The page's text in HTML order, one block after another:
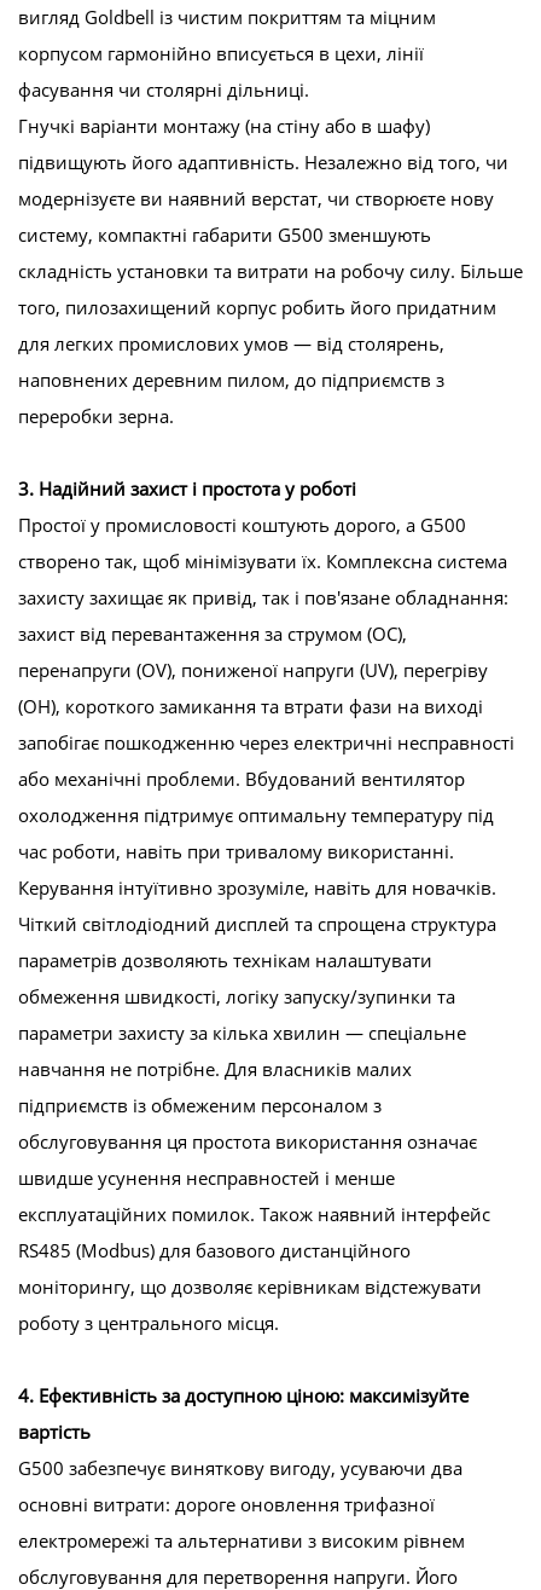
вигляд Goldbell із чистим покриттям та міцним
корпусом гармонійно вписується в цехи, лінії
фасування чи столярні дільниці.
Гнучкі варіанти монтажу (на стіну або в шафу)
підвищують його адаптивність. Незалежно від того, чи
модернізуєте ви наявний верстат, чи створюєте нову
систему, компактні габарити G500 зменшують
складність установки та витрати на робочу силу. Більше
того, пилозахищений корпус робить його придатним
для легких промислових умов — від столярень,
наповнених деревним пилом, до підприємств з
переробки зерна.
3. Надійний захист і простота у роботі
Простої у промисловості коштують дорого, а G500
створено так, щоб мінімізувати їх. Комплексна система
захисту захищає як привід, так і пов'язане обладнання:
захист від перевантаження за струмом (OC),
перенапруги (OV), пониженої напруги (UV), перегріву
(OH), короткого замикання та втрати фази на виході
запобігає пошкодженню через електричні несправності
або механічні проблеми. Вбудований вентилятор
охолодження підтримує оптимальну температуру під
час роботи, навіть при тривалому використанні.
Керування інтуїтивно зрозуміле, навіть для новачків.
Чіткий світлодіодний дисплей та спрощена структура
параметрів дозволяють технікам налаштувати
обмеження швидкості, логіку запуску/зупинки та
параметри захисту за кілька хвилин — спеціальне
навчання не потрібне. Для власників малих
підприємств із обмеженим персоналом з
обслуговування ця простота використання означає
швидше усунення несправностей і менше
експлуатаційних помилок. Також наявний інтерфейс
RS485 (Modbus) для базового дистанційного
моніторингу, що дозволяє керівникам відстежувати
роботу з центрального місця.
4. Ефективність за доступною ціною: максимізуйте
вартість
G500 забезпечує виняткову вигоду, усуваючи два
основні витрати: дороге оновлення трифазної
електромережі та альтернативи з високим рівнем
обслуговування для перетворення напруги. Його